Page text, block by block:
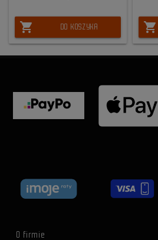
shopping_cart DO KOSZYKA shopping_cart
O firmie